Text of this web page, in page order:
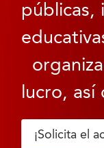
públicas,
lucro,
¡Solicita el